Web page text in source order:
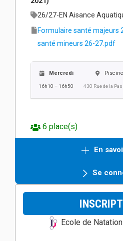
26/27-EN Aisance
Formulaire santé majeurs
santé mineurs 26-27.pdf
Mercredi
16h10 – 16h50
6 place(s)
En
Se
Ecole de Natation